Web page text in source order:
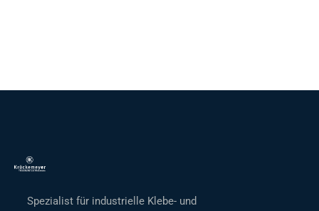
Spezialist für industrielle Klebe- und